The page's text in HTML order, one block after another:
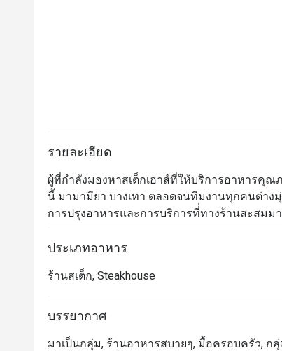
รายละเอียด
ผู้ที่กำลังมองหาสเต็กเฮาส์ที่ให้บริการอาหารคุ
นี้ มามามียา บางเทา ตลอดจนทีมงานทุกคนต่า
การปรุงอาหารและการบริการที่่ทางร้านสะสม
อาหารนานาชาติหลายรูปแบบและหลากรสชาติ
ปรุงด้วยกรรมวิธีแบบดั้งเดิมและแบบสมัยใหม่ โด
เอาใจใส่และเป็นมืออาชีพมาก
ประเภทอาหาร
ร้านสเต็ก, Steakhouse
บรรยากาศ
มาเป็นกลุ่ม, ร้านอาหารสบายๆ, มื้อครอบครัว, ก